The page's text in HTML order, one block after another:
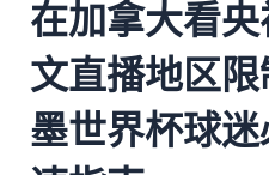
在加拿大看
文直播地区
墨世界杯球